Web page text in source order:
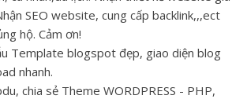
SEO website, cung cấp backlink,,,ect
hộ. Cảm ơn!
Template blogspot đẹp, giao diện blog
nhanh.
chia sẻ Theme WORDPRESS - PHP,